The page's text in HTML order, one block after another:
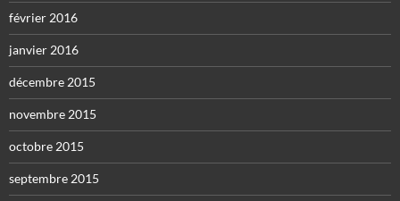
février 2016
janvier 2016
décembre 2015
novembre 2015
octobre 2015
septembre 2015